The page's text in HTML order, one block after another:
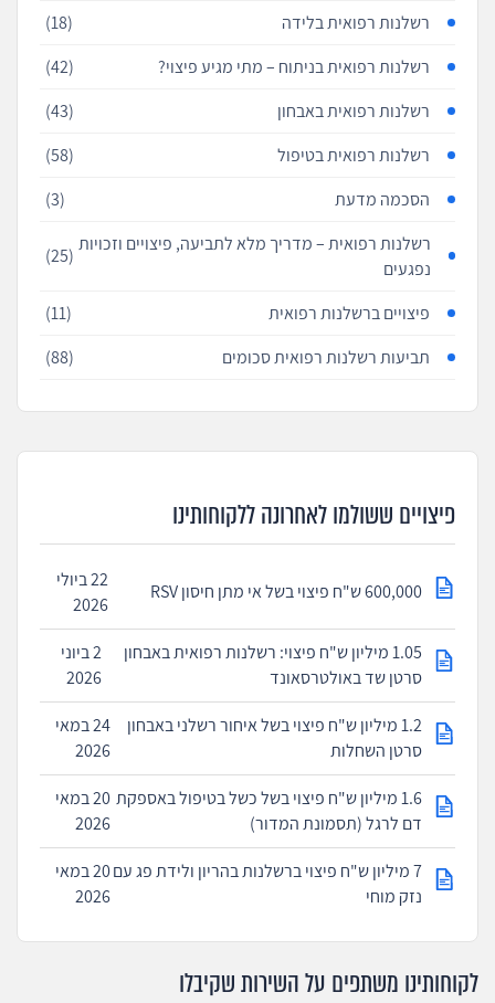
רשלנות רפואית בלידה
(18)
רשלנות רפואית בניתוח – מתי מגיע פיצוי?
(42)
רשלנות רפואית באבחון
(43)
רשלנות רפואית בטיפול
(58)
הסכמה מדעת
(3)
רשלנות רפואית – מדריך מלא לתביעה, פיצויים וזכויות
נפגעים
(25)
פיצויים ברשלנות רפואית
(11)
תביעות רשלנות רפואית סכומים
(88)
פיצויים ששולמו לאחרונה ללקוחותינו
600,000 ש"ח פיצוי בשל אי מתן חיסון RSV
22 ביולי
2026
1.05 מיליון ש"ח פיצוי: רשלנות רפואית באבחון
סרטן שד באולטרסאונד
2 ביוני
2026
1.2 מיליון ש"ח פיצוי בשל איחור רשלני באבחון
סרטן השחלות
24 במאי
2026
1.6 מיליון ש"ח פיצוי בשל כשל בטיפול באספקת
דם לרגל (תסמונת המדור)
20 במאי
2026
7 מיליון ש"ח פיצוי ברשלנות בהריון ולידת פג עם
נזק מוחי
20 במאי
2026
לקוחותינו משתפים על השירות שקיבלו